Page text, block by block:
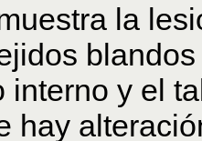
la
interno y el
hay